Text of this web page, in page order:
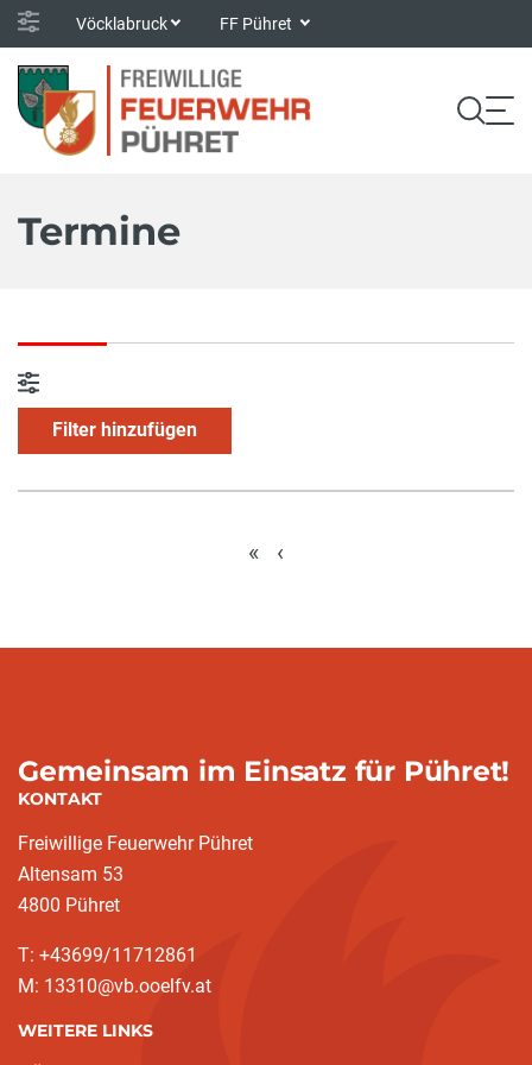
Vöcklabruck FF Pühret
Termine
Filter hinzufügen
« ‹
Gemeinsam im Einsatz für Pühret!
KONTAKT
Freiwillige Feuerwehr Pühret
Altensam 53
4800 Pühret
T: +43699/11712861
M: 13310@vb.ooelfv.at
WEITERE LINKS